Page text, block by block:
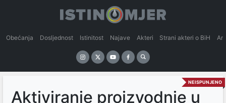
Obećanja Dosljednost Istinitost Najave Akteri Strani akteri o BiH
NEISPUNJENO
Aktiviranje proizvodnje u